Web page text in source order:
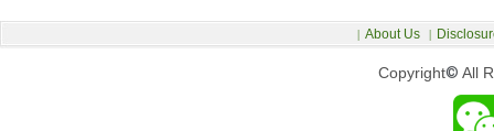
Copyright© All
| About Us |